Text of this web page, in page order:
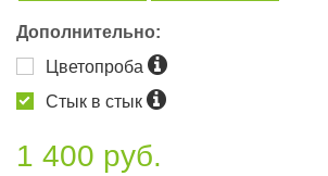
Дополнительно:
Цветопроба
Стык в стык
1 400 руб.